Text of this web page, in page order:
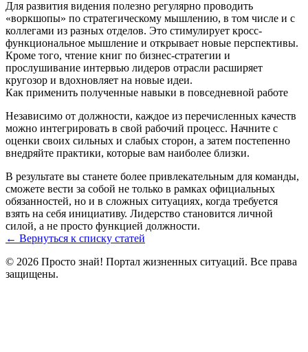
Для развития видения полезно регулярно проводить
«воркшопы» по стратегическому мышлению, в том числе и с
коллегами из разных отделов. Это стимулирует кросс-
функциональное мышление и открывает новые перспективы.
Кроме того, чтение книг по бизнес-стратегии и
прослушивание интервью лидеров отрасли расширяет
кругозор и вдохновляет на новые идеи.
Как применить полученные навыки в повседневной работе
Независимо от должности, каждое из перечисленных качеств
можно интегрировать в свой рабочий процесс. Начните с
оценки своих сильных и слабых сторон, а затем постепенно
внедряйте практики, которые вам наиболее близки.
В результате вы станете более привлекательным для команды,
сможете вести за собой не только в рамках официальных
обязанностей, но и в сложных ситуациях, когда требуется
взять на себя инициативу. Лидерство становится личной
силой, а не просто функцией должности.
← Вернуться к списку статей
© 2026 Просто знай! Портал жизненных ситуаций. Все права
защищены.